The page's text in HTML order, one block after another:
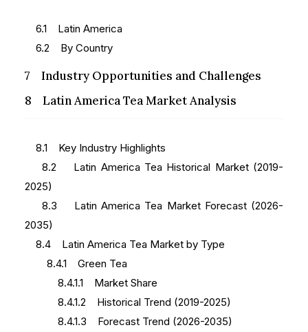
6.1 Latin America
6.2 By Country
7 Industry Opportunities and Challenges
8 Latin America Tea Market Analysis
8.1 Key Industry Highlights
8.2 Latin America Tea Historical Market (2019-
2025)
8.3 Latin America Tea Market Forecast (2026-
2035)
8.4 Latin America Tea Market by Type
8.4.1 Green Tea
8.4.1.1 Market Share
8.4.1.2 Historical Trend (2019-2025)
8.4.1.3 Forecast Trend (2026-2035)